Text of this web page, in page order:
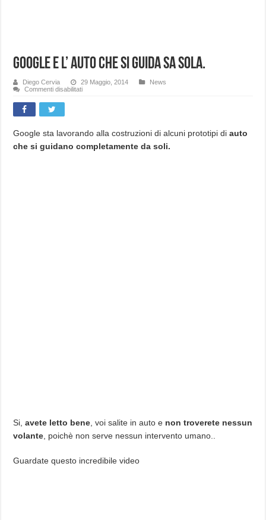
Google e l’ auto che si guida sa sola.
Diego Cervia 29 Maggio, 2014
News
Commenti disabilitatisu
si
guida
sa
sola.
Google sta lavorando alla costruzioni di alcuni prototipi diauto
che si guidano completamente da soli.
Si,avete letto bene , voi salite in auto e non troverete nessun
volante , poichè non serve nessun intervento umano..
Guardate questo incredibile video